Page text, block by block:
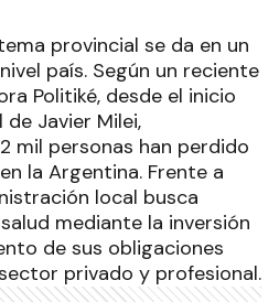
provincial se da en un
país. Según un reciente
Politiké, desde el inicio
Javier Milei,
mil personas han perdido
la Argentina. Frente a
local busca
mediante la inversión
de sus obligaciones
privado y profesional.